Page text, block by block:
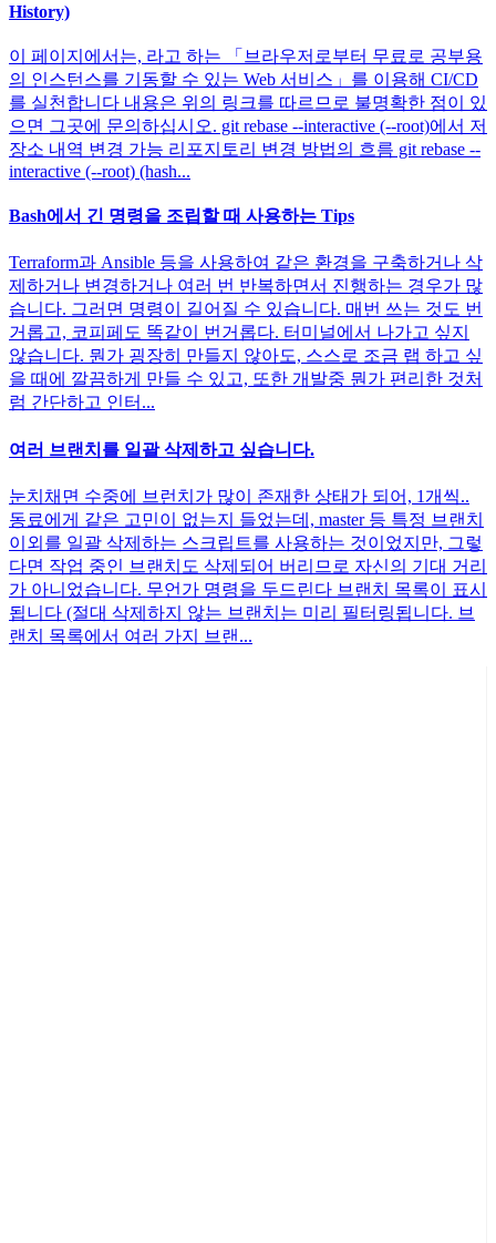
History)
이 페이지에서는, 라고 하는 「브라우저로부터 무료로 공부용
의 인스턴스를 기동할 수 있는 Web 서비스」를 이용해 CI/CD
를 실천합니다 내용은 위의 링크를 따르므로 불명확한 점이 있
으면 그곳에 문의하십시오. git rebase --interactive (--root)에서 저
장소 내역 변경 가능 리포지토리 변경 방법의 흐름 git rebase --
interactive (--root) (hash...
Bash에서 긴 명령을 조립할 때 사용하는 Tips
Terraform과 Ansible 등을 사용하여 같은 환경을 구축하거나 삭
제하거나 변경하거나 여러 번 반복하면서 진행하는 경우가 많
습니다. 그러면 명령이 길어질 수 있습니다. 매번 쓰는 것도 번
거롭고, 코피페도 똑같이 번거롭다. 터미널에서 나가고 싶지
않습니다. 뭔가 굉장히 만들지 않아도, 스스로 조금 랩 하고 싶
을 때에 깔끔하게 만들 수 있고, 또한 개발중 뭔가 편리한 것처
럼 간단하고 인터...
여러 브랜치를 일괄 삭제하고 싶습니다.
눈치채면 수중에 브런치가 많이 존재한 상태가 되어, 1개씩..
동료에게 같은 고민이 없는지 들었는데, master 등 특정 브랜치
이외를 일괄 삭제하는 스크립트를 사용하는 것이었지만, 그렇
다면 작업 중인 브랜치도 삭제되어 버리므로 자신의 기대 거리
가 아니었습니다. 무언가 명령을 두드린다 브랜치 목록이 표시
됩니다 (절대 삭제하지 않는 브랜치는 미리 필터링됩니다. 브
랜치 목록에서 여러 가지 브랜...